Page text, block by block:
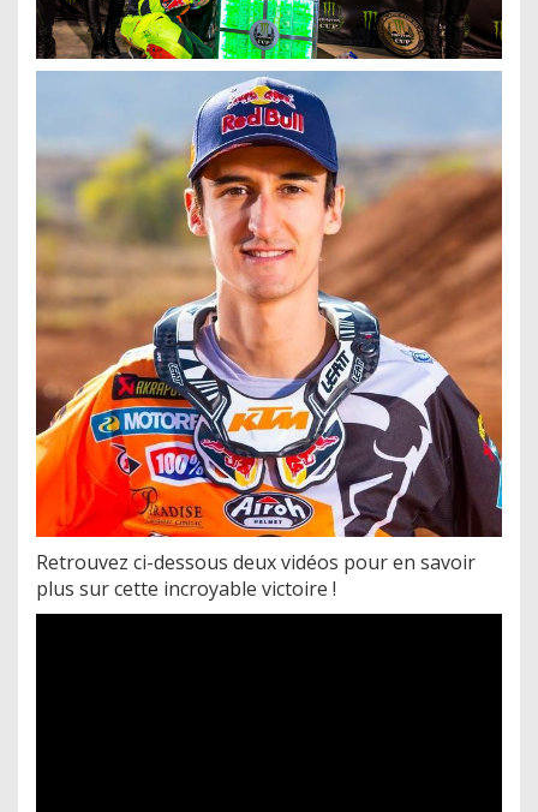
Retrouvez ci-dessous deux vidéos pour en savoir
plus sur cette incroyable victoire !